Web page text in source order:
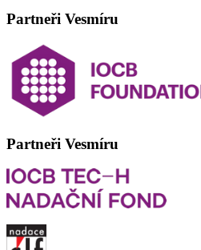
Partneři Vesmíru
Partneři Vesmíru